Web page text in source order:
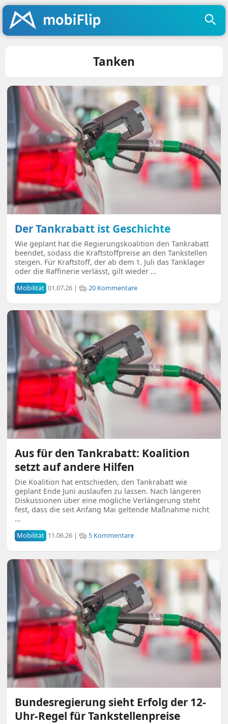
Tanken
Der Tankrabatt ist Geschichte
Wie geplant hat die Regierungskoalition den Tankrabatt
beendet, sodass die Kraftstoffpreise an den Tankstellen
steigen. Für Kraftstoff, der ab dem 1. Juli das Tanklager
oder die Raffinerie verlässt, gilt wieder …
Mobilität 01.07.26 | 20 Kommentare
Aus für den Tankrabatt: Koalition
setzt auf andere Hilfen
Die Koalition hat entschieden, den Tankrabatt wie
geplant Ende Juni auslaufen zu lassen. Nach längeren
Diskussionen über eine mögliche Verlängerung steht
fest, dass die seit Anfang Mai geltende Maßnahme nicht
…
Mobilität 11.06.26 | 5 Kommentare
Bundesregierung sieht Erfolg der 12-
Uhr-Regel für Tankstellenpreise